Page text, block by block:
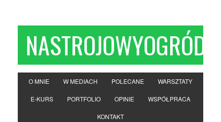
NASTROJOWYOGRÓD
O MNIE W MEDIACH POLECANE WARSZTATY
E-KURS PORTFOLIO OPINIE WSPÓŁPRACA
KONTAKT